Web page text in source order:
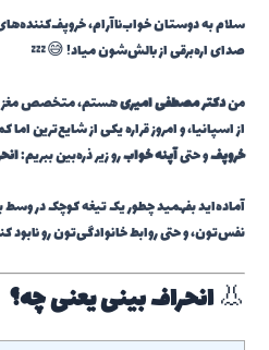
سلام به دوستان خواب‌ناآرام،
صدای اره‌برقی از بالش‌شون میاد! 😅💤
مندکتر مصطفی امیریهستم، متخصص مغز
از اسپانیا، و امروز قراره یکی از شایع‌ترین
خروپفو حتیآپنه خوابرو زیر ذره‌بین ببریم:
آماده‌اید بفهمید چطور یک تیغه کوچک در
نفس‌تون، و حتی روابط خانوادگی‌تون رو نابود
👃انحراف بینی یعنی چه؟